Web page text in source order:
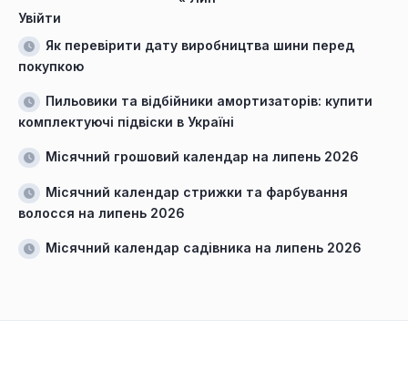
Увійти
Як перевірити дату виробництва шини перед
покупкою
Пильовики та відбійники амортизаторів: купити
комплектуючі підвіски в Україні
Місячний грошовий календар на липень 2026
Місячний календар стрижки та фарбування
волосся на липень 2026
Місячний календар садівника на липень 2026